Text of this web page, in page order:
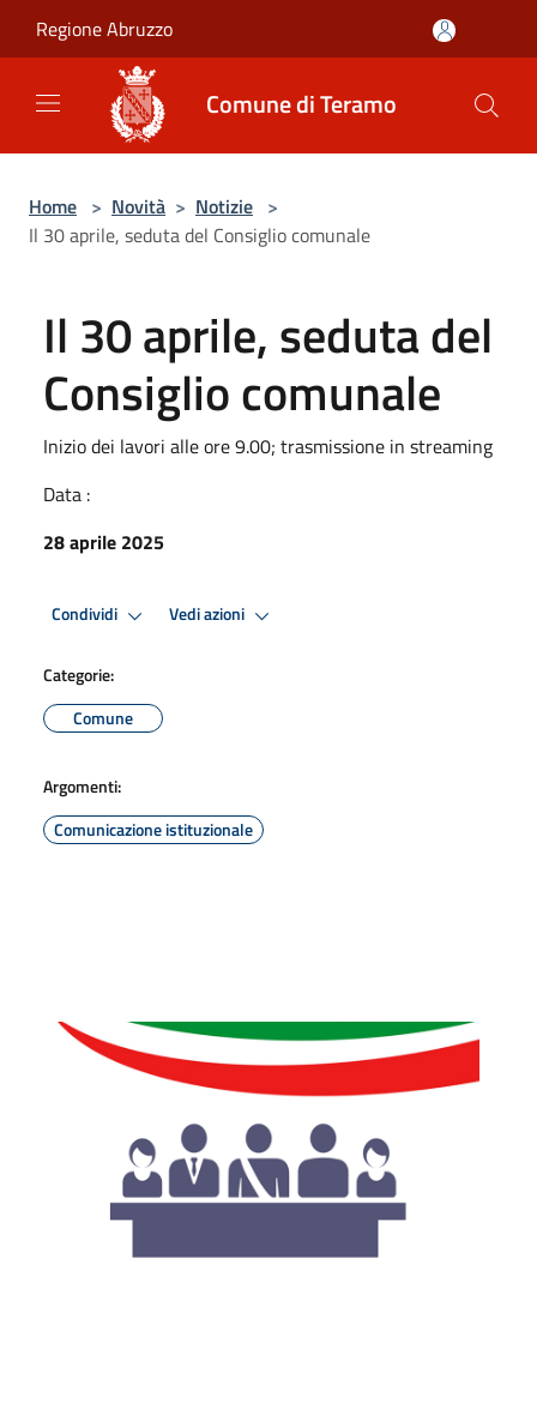
Regione Abruzzo
Comune di Teramo
Home > Novità > Notizie >
Il 30 aprile, seduta del Consiglio comunale
Il 30 aprile, seduta del
Consiglio comunale
Inizio dei lavori alle ore 9.00; trasmissione in streaming
Data :
28 aprile 2025
Condividi Vedi azioni
Categorie:
Comune
Argomenti:
Comunicazione istituzionale